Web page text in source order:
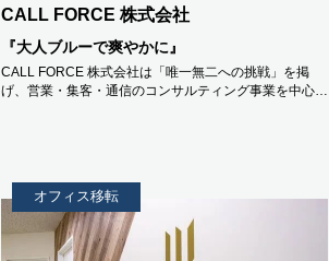
CALL FORCE 株式会社
『大人ブルーで爽やかに』
CALL FORCE 株式会社は「唯一無二への挑戦」を掲
げ、営業・集客・通信のコンサルティング事業を中心…
オフィス移転